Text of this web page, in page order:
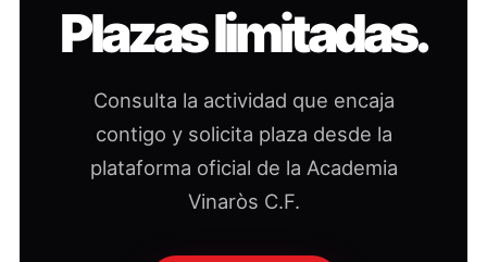
Plazas limitadas.
Consulta la actividad que encaja
contigo y solicita plaza desde la
plataforma oficial de la Academia
Vinaròs C.F.